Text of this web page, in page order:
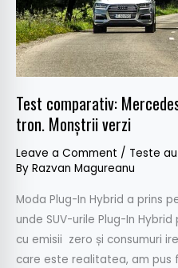
Test comparativ:
tron. Monștrii verzi
Leave a Comment / Teste
By Razvan Magureanu
Moda Plug-In Hybrid a prins
unde SUV-urile Plug-In
cu emisii zero și consumuri
care este realitatea, am pus
Audi
Q7
e-
tron.
verzi